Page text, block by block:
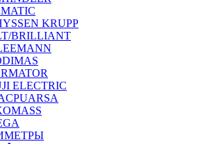
KRUPP
BRILLIANT
ELECTRIC